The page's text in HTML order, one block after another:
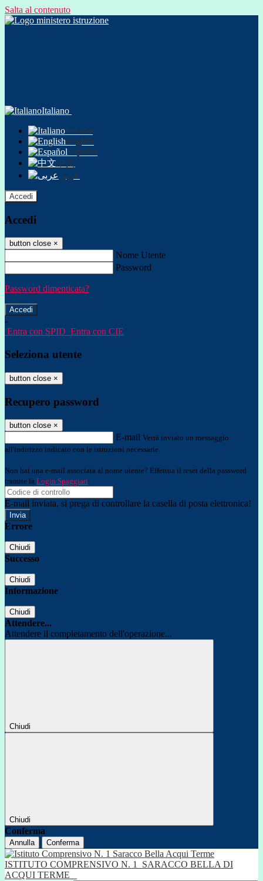
Salta al contenuto
Italiano
Italiano
English
Español
中文
عربى
Accedi
Accedi
button close ×
Nome Utente
Password
Password dimenticata?
-
Entra con SPID Entra con CIE
Seleziona utente
button close ×
Recupero password
button close ×
E-mail Verrà inviato un messaggio
all'indirizzo indicato con le istruzioni necessarie.
Non hai una e-mail associata al nome utente? Effettua il reset della password
tramite la Login Spaggiari
E-mail inviata, si prega di controllare la casella di posta elettronica!
Errore
Chiudi
Successo
Chiudi
Informazione
Chiudi
Attendere...
Attendere il completamento dell'operazione...
Chiudi
Chiudi
Conferma
Annulla Conferma
ISTITUTO COMPRENSIVO N. 1
SARACCO BELLA DI
ACQUI TERME